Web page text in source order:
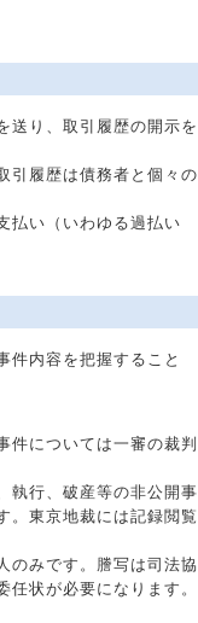
送り、取引履歴の開示を
引履歴は債務者と個々の
払い（いわゆる過払い
件内容を把握すること
件については一審の裁判
執行、破産等の非公開事
。東京地裁には記録閲覧
のみです。謄写は司法協
状が必要になります。